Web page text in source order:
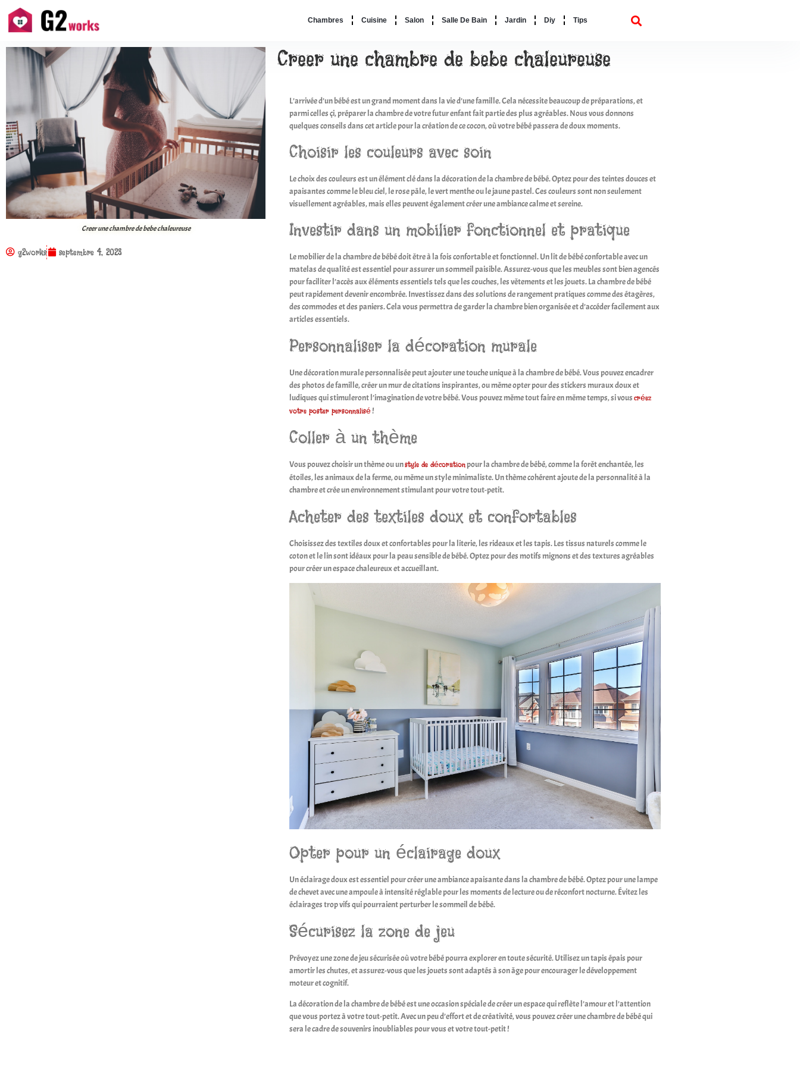
Chambres Cuisine Salon Salle De Bain Jardin Diy Tips
Creer une chambre de bebe chaleureuse
g2works septembre 4, 2023
Creer une chambre de bebe chaleureuse
L’arrivée d’un bébé est un grand moment dans la vie d’une famille. Cela nécessite beaucoup de préparations, et
parmi celles çi, préparer la chambre de votre futur enfant fait partie des plus agréables. Nous vous donnons
quelques conseils dans cet article pour la création de ce cocon, où votre bébé passera de doux moments.
Choisir les couleurs avec soin
Le choix des couleurs est un élément clé dans la décoration de la chambre de bébé. Optez pour des teintes douces et
apaisantes comme le bleu ciel, le rose pâle, le vert menthe ou le jaune pastel. Ces couleurs sont non seulement
visuellement agréables, mais elles peuvent également créer une ambiance calme et sereine.
Investir dans un mobilier fonctionnel et pratique
Le mobilier de la chambre de bébé doit être à la fois confortable et fonctionnel. Un lit de bébé confortable avec un
matelas de qualité est essentiel pour assurer un sommeil paisible. Assurez-vous que les meubles sont bien agencés
pour faciliter l’accès aux éléments essentiels tels que les couches, les vêtements et les jouets. La chambre de bébé
peut rapidement devenir encombrée. Investissez dans des solutions de rangement pratiques comme des étagères,
des commodes et des paniers. Cela vous permettra de garder la chambre bien organisée et d’accéder facilement aux
articles essentiels.
Personnaliser la décoration murale
Une décoration murale personnalisée peut ajouter une touche unique à la chambre de bébé. Vous pouvez encadrer
des photos de famille, créer un mur de citations inspirantes, ou même opter pour des stickers muraux doux et
ludiques qui stimuleront l’imagination de votre bébé. Vous pouvez même tout faire en même temps, si vous créez
votre poster personnalisé!
Coller à un thème
Vous pouvez choisir un thème ou unstyle de décorationpour la chambre de bébé, comme la forêt enchantée, les
étoiles, les animaux de la ferme, ou même un style minimaliste. Un thème cohérent ajoute de la personnalité à la
chambre et crée un environnement stimulant pour votre tout-petit.
Acheter des textiles doux et confortables
Choisissez des textiles doux et confortables pour la literie, les rideaux et les tapis. Les tissus naturels comme le
coton et le lin sont idéaux pour la peau sensible de bébé. Optez pour des motifs mignons et des textures agréables
pour créer un espace chaleureux et accueillant.
Opter pour un éclairage doux
Un éclairage doux est essentiel pour créer une ambiance apaisante dans la chambre de bébé. Optez pour une lampe
de chevet avec une ampoule à intensité réglable pour les moments de lecture ou de réconfort nocturne. Évitez les
éclairages trop vifs qui pourraient perturber le sommeil de bébé.
Sécurisez la zone de jeu
Prévoyez une zone de jeu sécurisée où votre bébé pourra explorer en toute sécurité. Utilisez un tapis épais pour
amortir les chutes, et assurez-vous que les jouets sont adaptés à son âge pour encourager le développement
moteur et cognitif.
La décoration de la chambre de bébé est une occasion spéciale de créer un espace qui reflète l’amour et l’attention
que vous portez à votre tout-petit. Avec un peu d’effort et de créativité, vous pouvez créer une chambre de bébé qui
sera le cadre de souvenirs inoubliables pour vous et votre tout-petit !